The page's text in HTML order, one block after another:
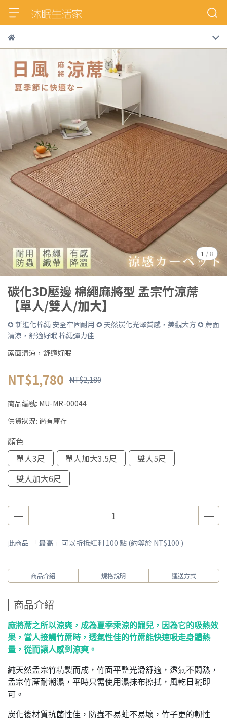
1 / 8
碳化3D壓邊 棉繩麻將型 孟宗竹涼蓆
【單人/雙人/加大】
✪ 新進化棉繩 安全牢固耐用 ✪ 天然炭化光澤質感，美觀大方 ✪ 蓆面
清涼，舒適好眠 棉繩彈力佳
蓆面清涼，舒適好眠
NT$1,780 NT$2,180
商品編號: MU-MR-00044
供貨狀況: 尚有庫存
顏色
單人3尺
單人加大3.5尺
雙人5尺
雙人加大6尺
此商品 「 最高 」可以折抵紅利 100 點 (約等於 NT$100 )
商品介紹 規格說明 運送方式
商品介紹
麻將蓆之所以涼爽，成為夏季乘涼的寵兒，因為它的吸熱效
果，當人接觸竹蓆時，透氣性佳的竹蓆能快速吸走身體熱
量，從而讓人感到涼爽。
純天然孟宗竹精製而成，竹面平整光滑舒適，透氣不悶熱，
孟宗竹蓆耐潮濕，平時只需使用濕抹布擦拭，風乾日曬即
可。
炭化後材質抗菌性佳，防蟲不易蛀不易壞，竹子更的韌性